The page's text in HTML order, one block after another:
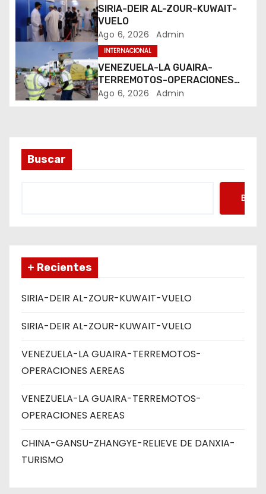
e
n
t
r
SIRIA-DEIR AL-ZOUR-KUWAIT-
VUELO
Ago 6, 2026 Admin
INTERNACIONAL
VENEZUELA-LA GUAIRA-
TERREMOTOS-OPERACIONES
AEREAS
Ago 6, 2026 Admin
Buscar
+ Recientes
SIRIA-DEIR AL-ZOUR-KUWAIT-VUELO
SIRIA-DEIR AL-ZOUR-KUWAIT-VUELO
VENEZUELA-LA GUAIRA-TERREMOTOS-
OPERACIONES AEREAS
VENEZUELA-LA GUAIRA-TERREMOTOS-
OPERACIONES AEREAS
CHINA-GANSU-ZHANGYE-RELIEVE DE DANXIA-
TURISMO